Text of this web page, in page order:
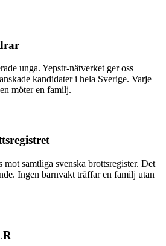
unga. Yepstr-nätverket ger oss
kandidater i hela Sverige. Varje
möter en familj.
samtliga svenska brottsregister. Det
Ingen barnvakt träffar en familj utan